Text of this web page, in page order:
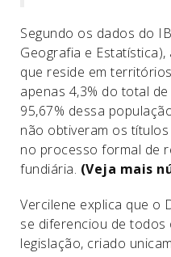
Segundo os dados do
Geografia e
que reside em
apenas 4,3% do total
95,67% dessa
não obtiveram os
no processo formal de
fundiária. (Veja mais
Vercilene explica que o
se diferenciou de
legislação, criado